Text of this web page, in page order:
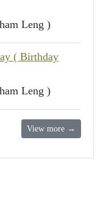
Leng )
( Birthday
Leng )
View more →